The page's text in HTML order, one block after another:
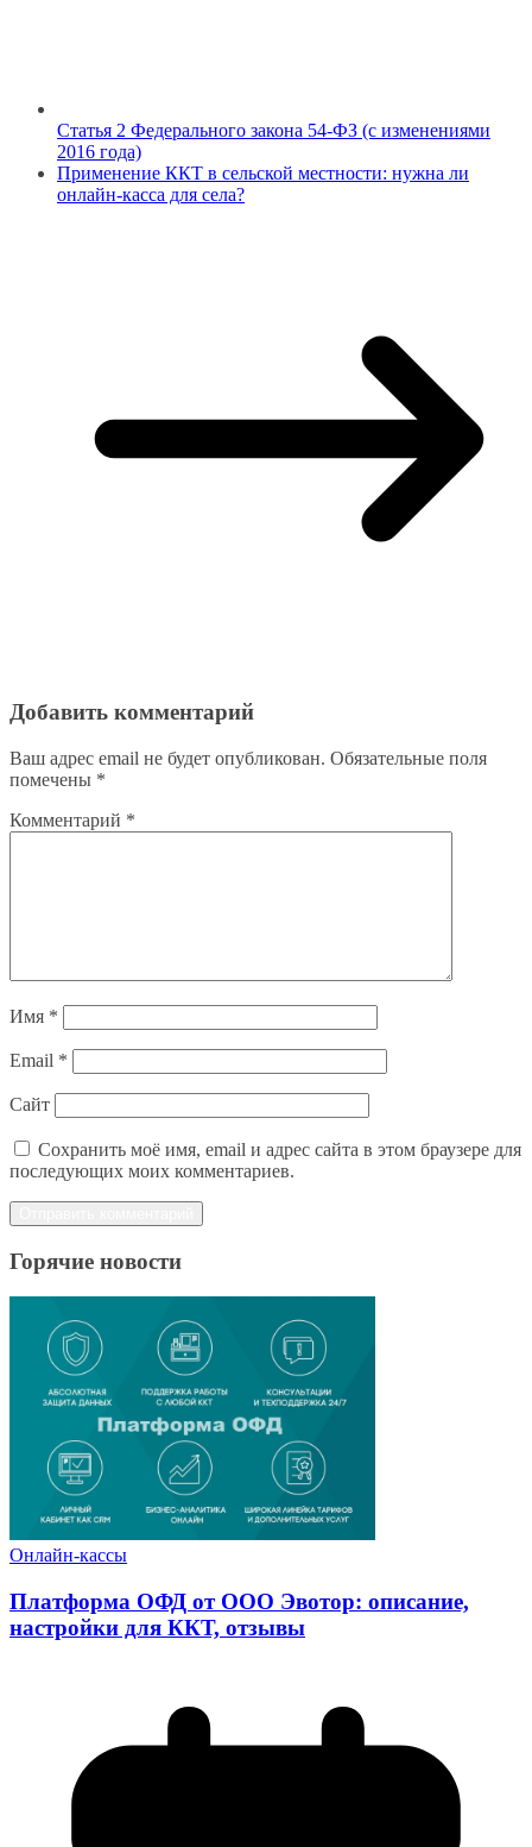
Статья 2 Федерального закона 54-ФЗ (с изменениями
2016 года)
Применение ККТ в сельской местности: нужна ли
онлайн-касса для села?
Добавить комментарий
Ваш адрес email не будет опубликован. Обязательные поля
помечены *
Комментарий *
Имя *
Email *
Сайт
Сохранить моё имя, email и адрес сайта в этом браузере для
последующих моих комментариев.
Горячие новости
Онлайн-кассы
Платформа ОФД от ООО Эвотор: описание,
настройки для ККТ, отзывы